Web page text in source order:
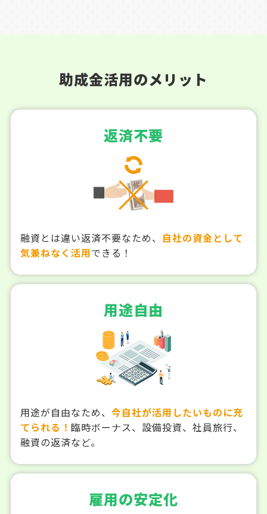
助成金活用のメリット
返済不要
融資とは違い返済不要なため、 自社の資金として
気兼ねなく活用できる！
用途自由
用途が自由なため、 今自社が活用したいものに充
てられる！ 臨時ボーナス、設備投資、社員旅行、
融資の返済など。
雇用の安定化